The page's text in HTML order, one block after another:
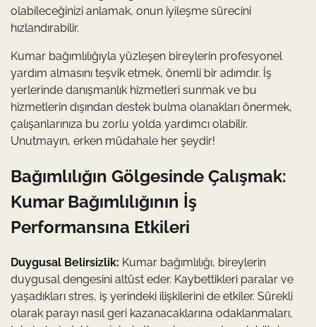
olabileceğinizi anlamak, onun iyileşme sürecini
hızlandırabilir.
Kumar bağımlılığıyla yüzleşen bireylerin profesyonel
yardım almasını teşvik etmek, önemli bir adımdır. İş
yerlerinde danışmanlık hizmetleri sunmak ve bu
hizmetlerin dışından destek bulma olanakları önermek,
çalışanlarınıza bu zorlu yolda yardımcı olabilir.
Unutmayın, erken müdahale her şeydir!
Bağımlılığın Gölgesinde Çalışmak:
Kumar Bağımlılığının İş
Performansına Etkileri
Duygusal Belirsizlik: Kumar bağımlılığı, bireylerin
duygusal dengesini altüst eder. Kaybettikleri paralar ve
yaşadıkları stres, iş yerindeki ilişkilerini de etkiler. Sürekli
olarak parayı nasıl geri kazanacaklarına odaklanmaları,